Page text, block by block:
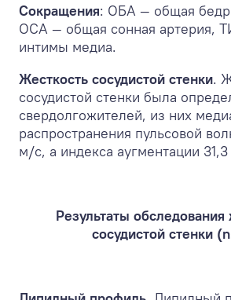
Сокращения: ОБА — общая
ОСА — общая сонная артерия,
интимы медиа.
Жесткость сосудистой стенки.
сосудистой стенки была
свердолгожителей, из них
распространения пульсовой
м/с, а индекса аугментации
Результаты обследования
сосудистой стенки